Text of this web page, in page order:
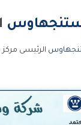
الرئيسى